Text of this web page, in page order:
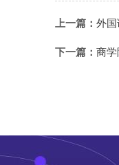
上一篇： 外
下一篇： 商